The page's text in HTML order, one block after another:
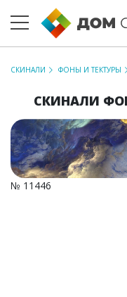
СКИНАЛИ ФОНЫ И ТЕКТУРЫ
СКИНАЛИ
№ 11446